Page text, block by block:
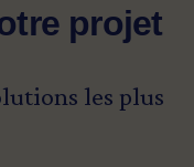
projet
les plus